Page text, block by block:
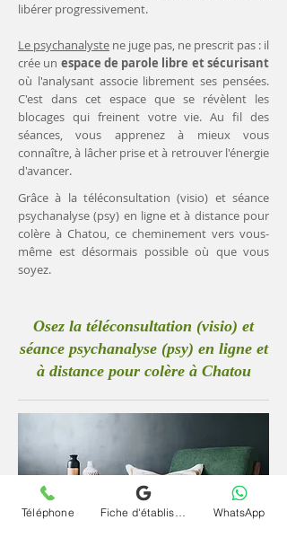
libérer progressivement.
Le psychanalyste ne juge pas, ne prescrit pas : il
crée un espace de parole libre et sécurisant
où l'analysant associe librement ses pensées.
C'est dans cet espace que se révèlent les
blocages qui freinent votre vie. Au fil des
séances, vous apprenez à mieux vous
connaître, à lâcher prise et à retrouver l'énergie
d'avancer.
Grâce à la téléconsultation (visio) et séance
psychanalyse (psy) en ligne et à distance pour
colère à Chatou, ce cheminement vers vous-
même est désormais possible où que vous
soyez.
Osez la téléconsultation (visio) et
séance psychanalyse (psy) en ligne et
à distance pour colère à Chatou
Téléphone WhatsApp